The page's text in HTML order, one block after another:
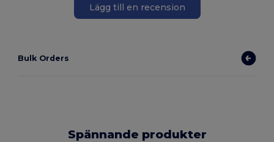
Lägg till en recension
Bulk Orders
Spännande produkter